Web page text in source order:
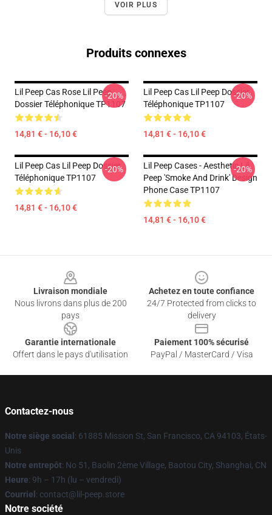
VOIR PLUS
Produits connexes
Lil Peep Cas Rose Lil Peep
Dossier Téléphonique TP1107
14,81 € - 16,10 €
-20%
Lil Peep Cas Lil Peep Dossier
Téléphonique TP1107
14,81 € - 16,10 €
-20%
Lil Peep Cas Lil Peep Dossier
Téléphonique TP1107
14,81 € - 16,10 €
-20%
Lil Peep Cases - Aesthetic Lil
Peep 'Smoke And Drink' Design
Phone Case TP1107
14,81 € - 16,10 €
-20%
Livraison mondiale
Nous livrons dans plus de 200
pays
Achetez en toute confiance
24/7 Protected from clicks to
delivery
Garantie internationale
Offert dans le pays d'utilisation
Paiement 100% sécurisé
PayPal / MasterCard / Visa
Contactez-nous
Notre siège social : 61885 Mission St, San Francisco, CA 94103, États-
Unis
Notre entrepôt: No 51, Baolin 2ème Village, Baotou City, Shanghai, CN
Heure: 9h – 17h (lu – vendredi)
Courriel : contact@lil-peep.store
Notre société